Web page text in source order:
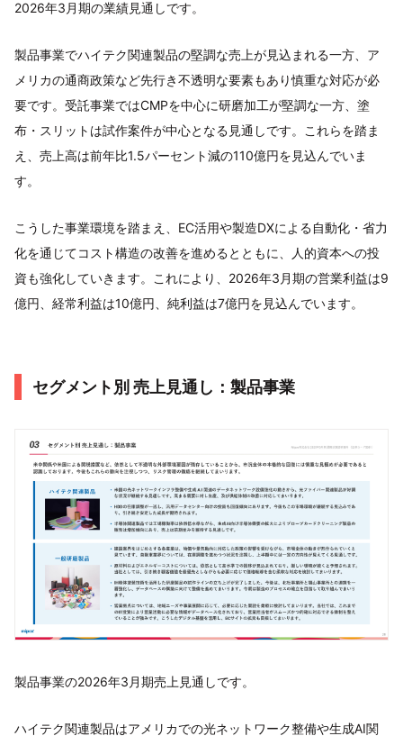
2026年3月期の業績見通しです。
製品事業でハイテク関連製品の堅調な売上が見込まれる一方、ア
メリカの通商政策など先行き不透明な要素もあり慎重な対応が必
要です。受託事業ではCMPを中心に研磨加工が堅調な一方、塗
布・スリットは試作案件が中心となる見通しです。これらを踏ま
え、売上高は前年比1.5パーセント減の110億円を見込んでいま
す。
こうした事業環境を踏まえ、EC活用や製造DXによる自動化・省力
化を通じてコスト構造の改善を進めるとともに、人的資本への投
資も強化していきます。これにより、2026年3月期の営業利益は9
億円、経常利益は10億円、純利益は7億円を見込んでいます。
セグメント別 売上見通し：製品事業
製品事業の2026年3月期売上見通しです。
ハイテク関連製品はアメリカでの光ネットワーク整備や生成AI関